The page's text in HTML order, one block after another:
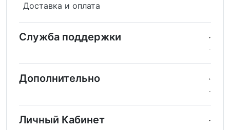
Доставка и оплата
Служба поддержки
Дополнительно
Личный Кабинет